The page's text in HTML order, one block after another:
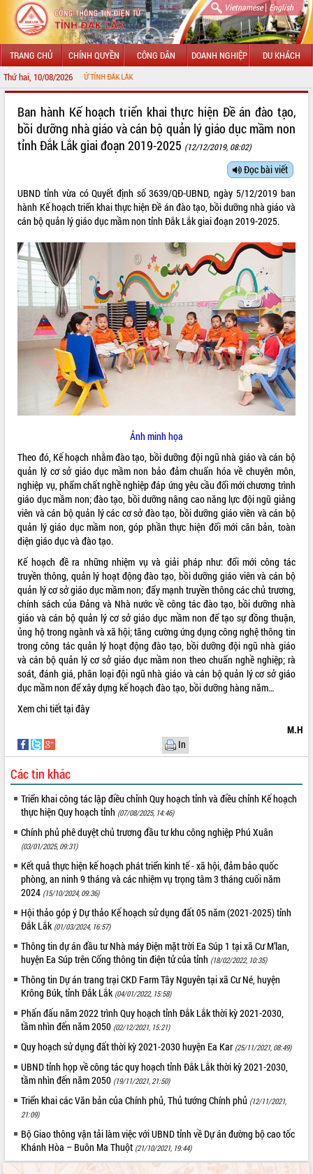
Vietnamese| English
TRANG CHỦ CHÍNH QUYỀN CÔNG DÂN DOANH NGHIỆP DU KHÁCH
Thứ hai, 10/08/2026
TIN ĐIỆN TỬ TỈNH ĐẮK LẮK
LÃNH ĐẠO UBND TỈNH
SỞ, BAN, NGÀNH
UBND CÁC XÃ, PHƯỜNG
THÔNG TIN CHỈ ĐẠO ĐIỀU HÀNH
HỆ THỐNG VĂN BẢN
VĂN BẢN HĐND TỈNH
ĐIỂM TIN VĂN BẢN
QUY HOẠCH - KẾ HOẠCH
VIDEO
Trailer Lễ hội Sầu riêng Đắk Lắk năm
2026
Khám bệnh, cấp phát thuốc miễn phí
và tặng quà người dân xã Cư Pui
Hội nghị UBND tỉnh Đắk Lắk thường kỳ
tháng 7/2026
Lễ truy tặng danh hiệu “Bà Mẹ Việt
Nam Anh hùng” và trao Huân chương
Lao động
UBND tỉnh Đắk Lắk triển khai nhiệm
Kỳ họp thứ Hai, Hội đồng nhân dân
tỉnh khóa XI quyết nghị nhiều nội dung
quan trọng
Bí thư Tỉnh ủy Lương Nguyễn Minh
Triết thăm, tặng quà người có công với
cách mạng
Rà soát, hoàn thiện hệ thống thiết chế
văn hóa, thể thao đáp ứng yêu cầu
phát triển mới
mặt Đoàn chuyên gia y tế TP. Hồ Chí
Minh
Lễ truy điệu và an táng hài cốt liệt sĩ
tại Nghĩa trang Liệt sĩ xã Sơn Hòa
ALBUM ẢNH
LIÊN KẾT WEB
THỐNG KÊ TRUY CẬP
Hôm nay:
Tất cả:
66139930
Ban hành Kế hoạch triển khai thực hiện Đề án đào tạo,
bồi dưỡng nhà giáo và cán bộ quản lý giáo dục mầm non
tỉnh Đắk Lắk giai đoạn 2019-2025 (12/12/2019, 08:02)
Đọc bài viết
UBND tỉnh vừa có Quyết định số 3639/QĐ-UBND, ngày 5/12/2019 ban
hành Kế hoạch triển khai thực hiện Đề án đào tạo, bồi dưỡng nhà giáo và
cán bộ quản lý giáo dục mầm non tỉnh Đắk Lắk giai đoạn 2019-2025.
Ảnh minh họa
Theo đó, Kế hoạch nhằm đào tạo, bồi dưỡng đội ngũ nhà giáo và cán bộ
quản lý cơ sở giáo dục mầm non bảo đảm chuẩn hóa về chuyên môn,
nghiệp vụ, phẩm chất nghề nghiệp đáp ứng yêu cầu đổi mới chương trình
giáo dục mầm non; đào tạo, bồi dưỡng nâng cao năng lực đội ngũ giảng
viên và cán bộ quản lý các cơ sở đào tạo, bồi dưỡng giáo viên và cán bộ
quản lý giáo dục mầm non, góp phần thực hiện đổi mới căn bản, toàn
diện giáo dục và đào tạo.
Kế hoạch đề ra những nhiệm vụ và giải pháp như: đổi mới công tác
truyền thông, quản lý hoạt động đào tạo, bồi dưỡng giáo viên và cán bộ
quản lý cơ sở giáo dục mầm non; đẩy mạnh truyền thông các chủ trương,
chính sách của Đảng và Nhà nước về công tác đào tạo, bồi dưỡng nhà
giáo và cán bộ quản lý cơ sở giáo dục mầm non để tạo sự đồng thuận,
ủng hộ trong ngành và xã hội; tăng cường ứng dụng công nghệ thông tin
trong công tác quản lý hoạt động đào tạo, bồi dưỡng đội ngũ nhà giáo
và cán bộ quản lý cơ sở giáo dục mầm non theo chuẩn nghề nghiệp; rà
soát, đánh giá, phân loại đội ngũ nhà giáo và cán bộ quản lý cơ sở giáo
dục mầm non để xây dựng kế hoạch đào tạo, bồi dưỡng hàng năm…
Xem chi tiếttại đây
M.H
In
Các tin khác
Triển khai công tác lập điều chỉnh Quy hoạch tỉnh và điều chỉnh Kế hoạch
thực hiện Quy hoạch tỉnh (07/08/2025, 14:46)
Chính phủ phê duyệt chủ trương đầu tư khu công nghiệp Phú Xuân
(03/01/2025, 09:31)
Kết quả thực hiện kế hoạch phát triển kinh tế - xã hội, đảm bảo quốc
phòng, an ninh 9 tháng và các nhiệm vụ trọng tâm 3 tháng cuối năm
2024 (15/10/2024, 09:36)
Hội thảo góp ý Dự thảo Kế hoạch sử dụng đất 05 năm (2021-2025) tỉnh
Đắk Lắk (01/03/2024, 16:57)
Thông tin dự án đầu tư Nhà máy Điện mặt trời Ea Súp 1 tại xã Cư M’lan,
huyện Ea Súp trên Cổng thông tin điện tử của tỉnh (18/02/2022, 10:35)
Thông tin Dự án trang trại CKD Farm Tây Nguyên tại xã Cư Né, huyện
Krông Búk, tỉnh Đắk Lắk (04/01/2022, 15:58)
Phấn đấu năm 2022 trình Quy hoạch tỉnh Đắk Lắk thời kỳ 2021-2030,
tầm nhìn đến năm 2050 (02/12/2021, 15:21)
Quy hoạch sử dụng đất thời kỳ 2021-2030 huyện Ea Kar (25/11/2021, 08:49)
UBND tỉnh họp về công tác quy hoạch tỉnh Đắk Lắk thời kỳ 2021-2030,
tầm nhìn đến năm 2050 (19/11/2021, 21:50)
Triển khai các Văn bản của Chính phủ, Thủ tướng Chính phủ (12/11/2021,
21:09)
Bộ Giao thông vận tải làm việc với UBND tỉnh về Dự án đường bộ cao tốc
Khánh Hòa – Buôn Ma Thuột (21/10/2021, 19:44)